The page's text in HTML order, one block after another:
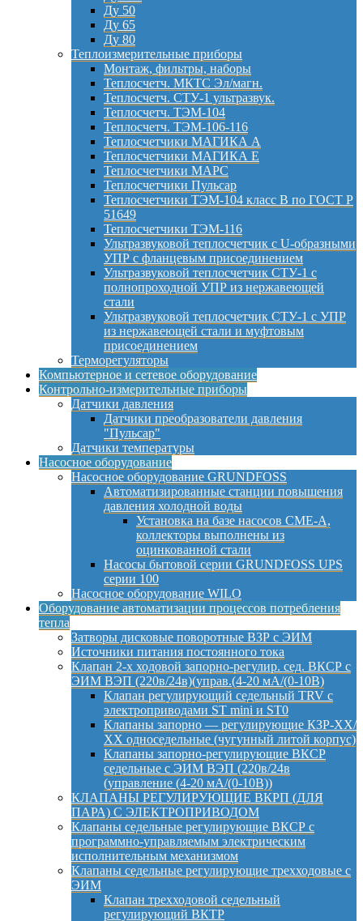
Ду 50
Ду 65
Ду 80
Теплоизмерительные приборы
Монтаж, фильтры, наборы
Теплосчетч. МКТС Эл/магн.
Теплосчетч. СТУ-1 ультразвук.
Теплосчетч. ТЭМ-104
Теплосчетч. ТЭМ-106-116
Теплосчетчики МАГИКА А
Теплосчетчики МАГИКА Е
Теплосчетчики МАРС
Теплосчетчики Пульсар
Теплосчетчики ТЭМ-104 класс B по ГОСТ Р
51649
Теплосчетчики ТЭМ-116
Ультразвуковой теплосчетчик с U-образными
УПР с фланцевым присоединением
Ультразвуковой теплосчетчик СТУ-1 с
полнопроходной УПР из нержавеющей
стали
Ультразвуковой теплосчетчик СТУ-1 с УПР
из нержавеющей стали и муфтовым
присоединением
Терморегуляторы
Компьютерное и сетевое оборудование
Контрольно-измерительные приборы
Датчики давления
Датчики преобразователи давления
"Пульсар"
Датчики температуры
Насосное оборудование
Насосное оборудование GRUNDFOSS
Автоматизированные станции повышения
давления холодной воды
Установка на базе насосов CME-A,
коллекторы выполнены из
оцинкованной стали
Насосы бытовой серии GRUNDFOSS UPS
серии 100
Насосное оборудование WILO
Оборудование автоматизации процессов потребления
тепла
Затворы дисковые поворотные ВЗР с ЭИМ
Источники питания постоянного тока
Клапан 2-х ходовой запорно-регулир. сед. ВКСР с
ЭИМ ВЭП (220в/24в)(управ.(4-20 мА/(0-10В)
Клапан регулирующий седельный TRV с
электроприводами ST mini и ST0
Клапаны запорно — регулирующие КЗР-ХХ/
ХХ односедельные (чугунный литой корпус)
Клапаны запорно-регулирующие ВКСР
седельные с ЭИМ ВЭП (220в/24в
(управление (4-20 мА/(0-10В))
КЛАПАНЫ РЕГУЛИРУЮЩИЕ ВКРП (ДЛЯ
ПАРА) С ЭЛЕКТРОПРИВОДОМ
Клапаны седельные регулирующие ВКСР с
программно-управляемым электрическим
исполнительным механизмом
Клапаны седельные регулирующие трехходовые с
ЭИМ
Клапан трехходовой седельный
регулирующий ВКТР